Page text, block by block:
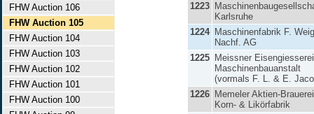
FHW Auction 106
FHW Auction 105
FHW Auction 104
FHW Auction 103
FHW Auction 102
FHW Auction 101
FHW Auction 100
1223
Karlsruhe
1224 Maschinenfabrik F.
Nachf. AG
1225 Meissner
Maschinenbauanstalt
(vormals F. L. & E.
1226 Memeler Aktien-Brauerei
Korn- & Likörfabrik